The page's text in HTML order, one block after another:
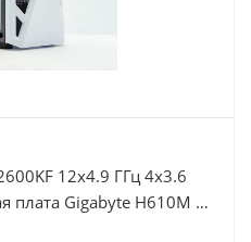
12x4.9 ГГц 4x3.6
плата Gigabyte H610M K,
DDR4 8Gb, Диски